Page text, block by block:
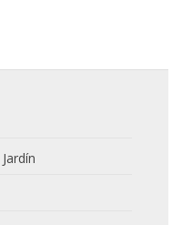
Jardín